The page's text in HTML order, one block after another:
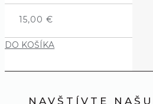
15,00 €
DO KOŠÍKA
NAVŠTÍVTE